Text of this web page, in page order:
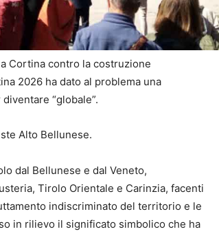
Cortina contro la costruzione
2026 ha dato al problema una
“globale”.
Alto Bellunese.
dal Bellunese e dal Veneto,
Tirolo Orientale e Carinzia, facenti
indiscriminato del territorio e le
in rilievo il significato simbolico che ha